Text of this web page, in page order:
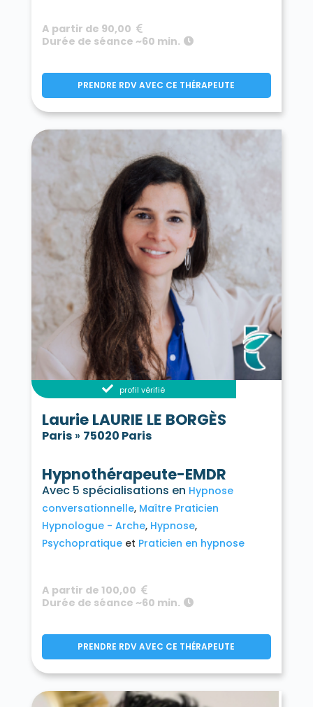
A partir de 90,00
Durée de séance ~60 min.
PRENDRE RDV AVEC CE THÉRAPEUTE
profil vérifié
Laurie LAURIE LE BORGÈS
Paris» 75020 Paris
Hypnothérapeute-EMDR
Avec 5 spécialisations en Hypnose
conversationnelle Maître Praticien
Hypnologue - Arche Hypnose
Psychopratique
Praticien en hypnose
A partir de 100,00
Durée de séance ~60 min.
PRENDRE RDV AVEC CE THÉRAPEUTE